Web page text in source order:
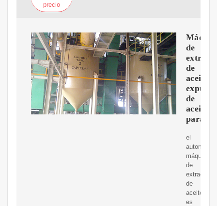
precio
de
de
aceite,
de
aceite
para
el
automatico
máquina
de
extracción
de
aceite
es